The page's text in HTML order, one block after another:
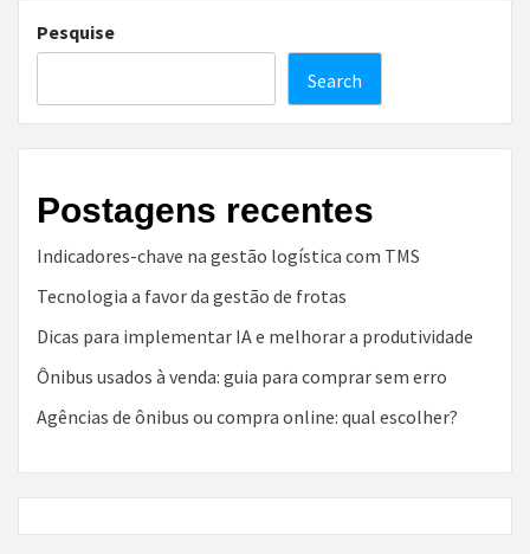
Pesquise
Search
Postagens recentes
Indicadores-chave na gestão logística com TMS
Tecnologia a favor da gestão de frotas
Dicas para implementar IA e melhorar a produtividade
Ônibus usados à venda: guia para comprar sem erro
Agências de ônibus ou compra online: qual escolher?